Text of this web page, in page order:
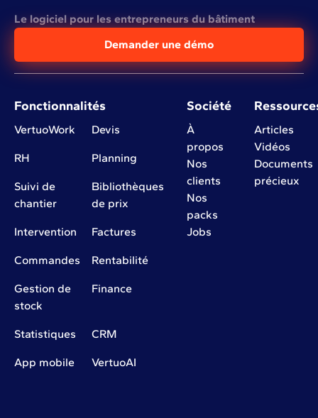
Le logiciel pour les entrepreneurs du bâtiment
Demander une démo
Fonctionnalités
VertuoWork Devis
RH Planning
Suivi de
chantier
Bibliothèques
de prix
Intervention Factures
Commandes Rentabilité
Gestion de
stock
Finance
Statistiques CRM
App mobile VertuoAI
Société
À
propos
Nos
clients
Nos
packs
Jobs
Articles
Vidéos
Documents
précieux